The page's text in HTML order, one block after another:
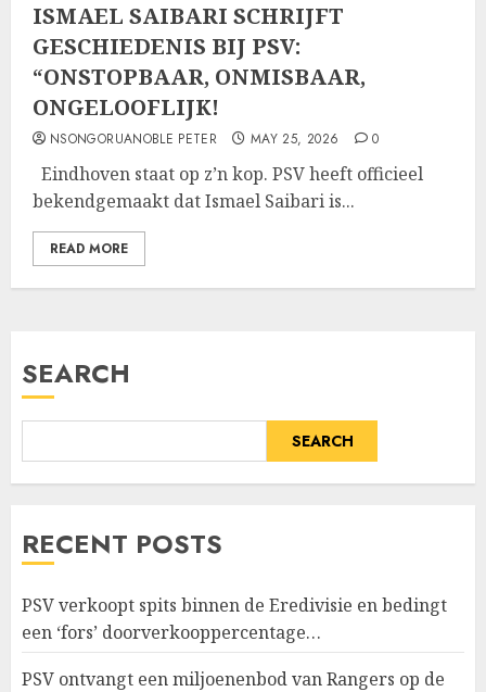
ISMAEL SAIBARI SCHRIJFT
GESCHIEDENIS BIJ PSV:
“ONSTOPBAAR, ONMISBAAR,
ONGELOOFLIJK!
NSONGORUANOBLE PETER MAY 25, 2026 0
Eindhoven staat op z’n kop. PSV heeft officieel
bekendgemaakt dat Ismael Saibari is...
READ MORE
SEARCH
SEARCH
RECENT POSTS
PSV verkoopt spits binnen de Eredivisie en bedingt
een ‘fors’ doorverkooppercentage…
PSV ontvangt een miljoenenbod van Rangers op de